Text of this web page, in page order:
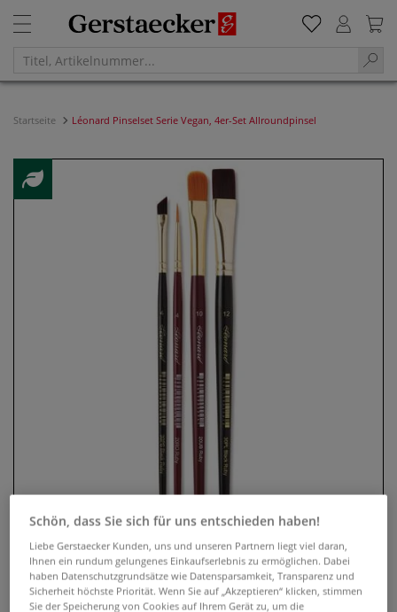
Startseite Léonard Pinselset Serie Vegan, 4er-Set Allroundpinsel
Léonard Pinselset Serie Vegan,
Schön, dass Sie sich für uns entschieden haben!
Liebe Gerstaecker Kunden, uns und unseren Partnern liegt viel daran,
Ihnen ein rundum gelungenes Einkaufserlebnis zu ermöglichen. Dabei
haben Datenschutzgrundsätze wie Datensparsamkeit, Transparenz und
Sicherheit höchste Priorität. Wenn Sie auf „Akzeptieren“ klicken, stimmen
Sie der Speicherung von Cookies auf Ihrem Gerät zu, um die